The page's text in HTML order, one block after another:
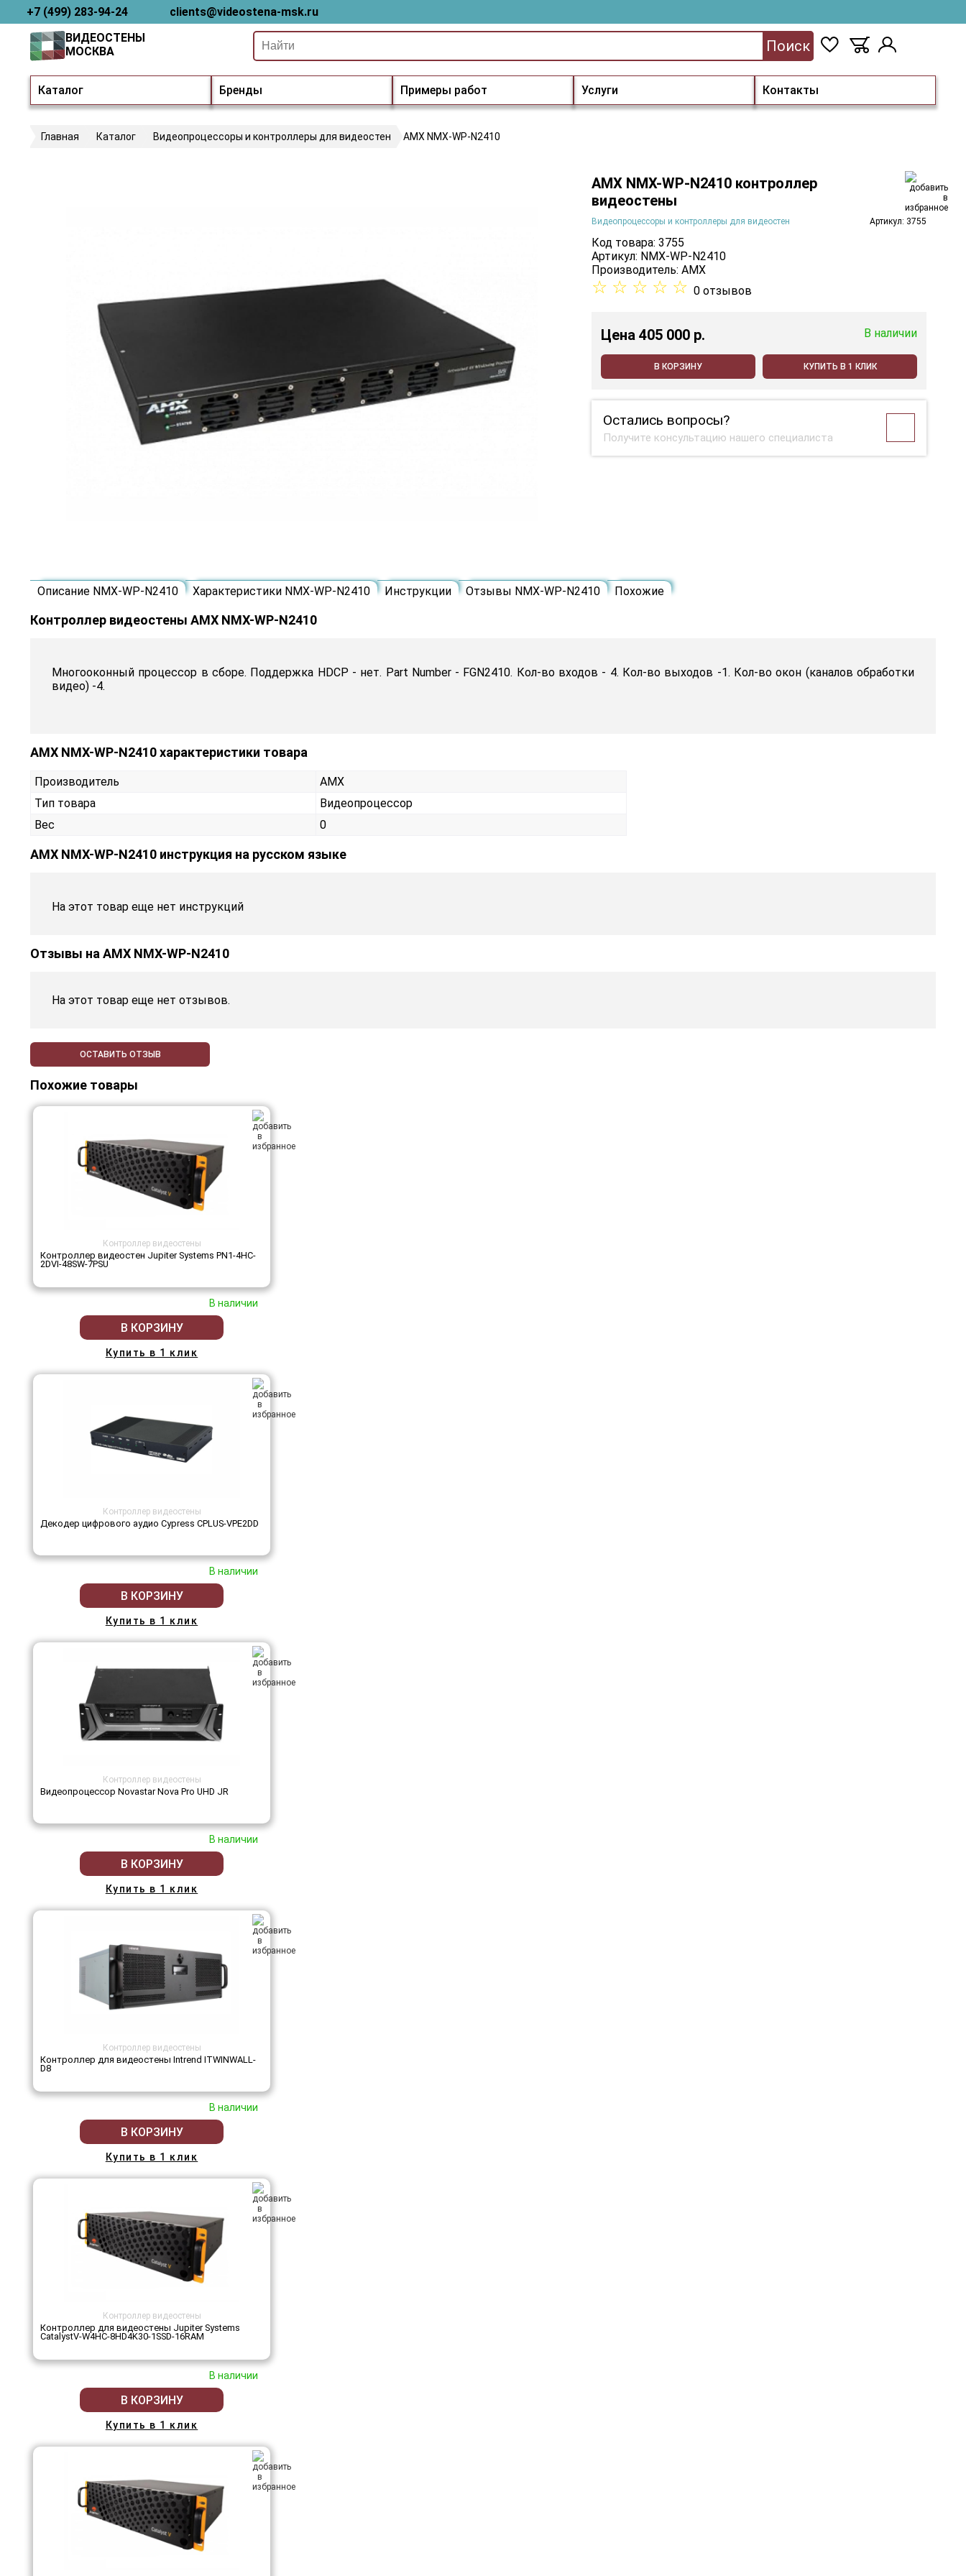
+7 (499) 283-94-24 clients@videostena-msk.ru
Каталог Бренды Примеры работ Услуги Контакты
ВИДЕОСТЕНЫ
МОСКВА
Поиск
Главная Каталог Видеопроцессоры и контроллеры для видеостен AMX NMX-WP-N2410
AMX NMX-WP-N2410 контроллер
видеостены
Видеопроцессоры и контроллеры для видеостен Артикул: 3755
Код товара: 3755
Артикул: NMX-WP-N2410
Производитель:AMX
☆ ☆ ☆ ☆ ☆ 0 отзывов
Цена405 000 p. В наличии
В КОРЗИНУ КУПИТЬ В 1 КЛИК
Остались вопросы?
Получите консультацию нашего специалиста
Описание NMX-WP-N2410 Характеристики NMX-WP-N2410 Инструкции Отзывы NMX-WP-N2410 Похожие
Контроллер видеостены AMX NMX-WP-N2410
Многооконный процессор в сборе. Поддержка HDCP - нет. Part Number - FGN2410. Кол-во входов - 4. Кол-во выходов -1. Кол-во окон (каналов обработки
видео) -4.
AMX NMX-WP-N2410 характеристики товара
Производитель
AMX
Тип товара
Видеопроцессор
Вес
0
AMX NMX-WP-N2410 инструкция на русском языке
На этот товар еще нет инструкций
Отзывы наAMX NMX-WP-N2410
На этот товар еще нет отзывов.
ОСТАВИТЬ ОТЗЫВ
Похожие товары
Контроллер видеостены
Контроллер видеостен Jupiter Systems PN1-4HC-
2DVI-48SW-7PSU
В наличии
В КОРЗИНУ
Купить в 1 клик
Контроллер видеостены
Декодер цифрового аудио Cypress CPLUS-VPE2DD
В наличии
В КОРЗИНУ
Купить в 1 клик
Контроллер видеостены
Видеопроцессор Novastar Nova Pro UHD JR
В наличии
В КОРЗИНУ
Купить в 1 клик
Контроллер видеостены
Контроллер для видеостены Intrend ITWINWALL-
D8
В наличии
В КОРЗИНУ
Купить в 1 клик
Контроллер видеостены
Контроллер для видеостены Jupiter Systems
CatalystV-W4HC-8HD4K30-1SSD-16RAM
В наличии
В КОРЗИНУ
Купить в 1 клик